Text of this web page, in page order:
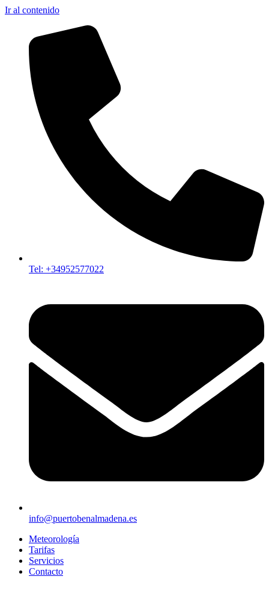
Ir al contenido
Tel: +34952577022
info@puertobenalmadena.es
Meteorología
Tarifas
Servicios
Contacto